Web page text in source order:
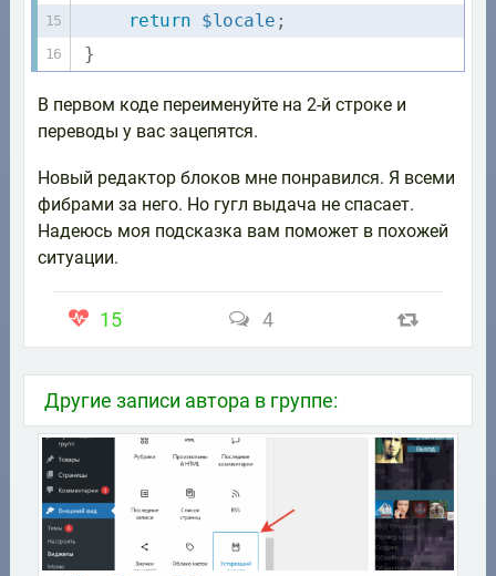
return $locale ;
}
В первом коде переименуйте на 2-й строке и
переводы у вас зацепятся.
Новый редактор блоков мне понравился. Я всеми
фибрами за него. Но гугл выдача не спасает.
Надеюсь моя подсказка вам поможет в похожей
ситуации.
15 4
Другие записи автора в группе: